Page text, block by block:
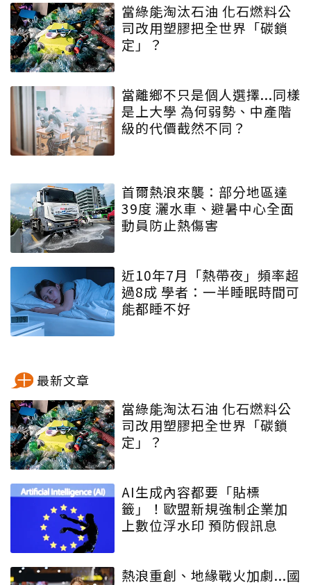
當綠能淘汰石油 化石燃料公
司改用塑膠把全世界「碳鎖
定」？
當離鄉不只是個人選擇...同樣
是上大學 為何弱勢、中產階
級的代價截然不同？
首爾熱浪來襲：部分地區達
39度 灑水車、避暑中心全面
動員防止熱傷害
近10年7月「熱帶夜」頻率超
過8成 學者：一半睡眠時間可
能都睡不好
最新文章
當綠能淘汰石油 化石燃料公
司改用塑膠把全世界「碳鎖
定」？
AI生成內容都要「貼標
籤」！歐盟新規強制企業加
上數位浮水印 預防假訊息
熱浪重創、地緣戰火加劇...國